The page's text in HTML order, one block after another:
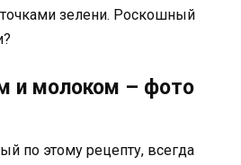
зелени. Роскошный
и молоком – фото
по этому рецепту, всегда